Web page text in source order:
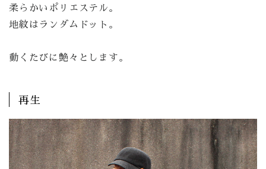
柔らかいポリエステル。
地紋はランダムドット。
動くたびに艶々とします。
再生